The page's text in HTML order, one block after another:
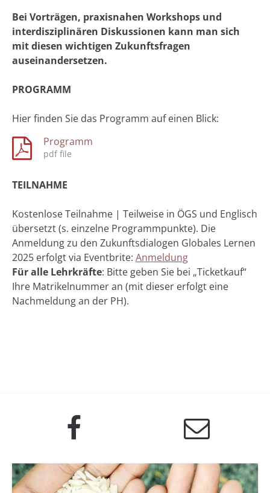
Bei Vorträgen, praxisnahen Workshops und
interdisziplinären Diskussionen kann man sich
mit diesen wichtigen Zukunftsfragen
auseinandersetzen.
PROGRAMM
Hier finden Sie das Programm auf einen Blick:
Programm
TEILNAHME
Kostenlose Teilnahme | Teilweise in ÖGS und Englisch
übersetzt (s. einzelne Programmpunkte). Die
Anmeldung zu den Zukunftsdialogen Globales Lernen
2025 erfolgt via Eventbrite: Anmeldung
Für alle Lehrkräfte: Bitte geben Sie bei „Ticketkauf“
Ihre Matrikelnummer an (mit dieser erfolgt eine
Nachmeldung an der PH).